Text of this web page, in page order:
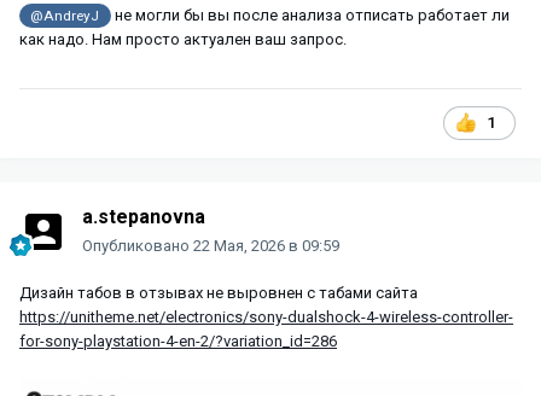
@AndreyJ
не могли бы вы после анализа отписать работает ли
как надо. Нам просто актуален ваш запрос.
1
a.stepanovna
Опубликовано 22 Мая, 2026 в 09:59
Дизайн табов в отзывах не выровнен с табами сайта
https://unitheme.net/electronics/sony-dualshock-4-wireless-controller-
for-sony-playstation-4-en-2/?variation_id=286